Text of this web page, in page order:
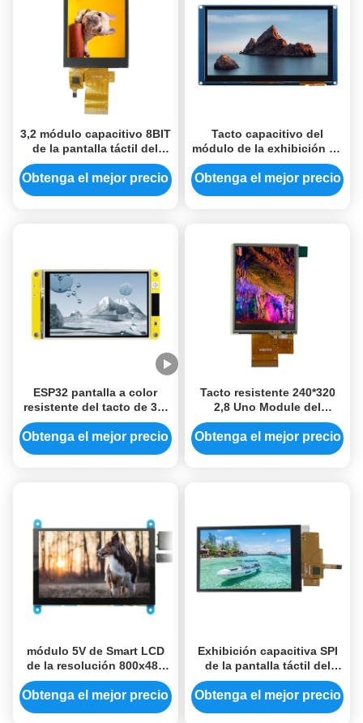
3,2 módulo capacitivo 8BIT
de la pantalla táctil del
módulo de la exhibición de
TFT de la pulgada 240x320
Obtenga el mejor precio
Tacto capacitivo del
módulo de la exhibición de
HMI Lcd tacto Tft Lcd
800x480 de 7 pulgadas
Obtenga el mejor precio
ESP32 pantalla a color
resistente del tacto de 3,5
pulgadas con el pequeño
módulo de la exhibición
Obtenga el mejor precio
Tacto resistente 240*320
2,8 Uno Module del
módulo de la exhibición de
TFT de 2,8 pulgadas 8080
Obtenga el mejor precio
módulo 5V de Smart LCD
de la resolución 800x480
módulo del Lcd de 5
pulgadas para la
Obtenga el mejor precio
Exhibición capacitiva SPI
de la pantalla táctil del
tacto Ili9488 320*480 3,5 Tft
Lcd
Obtenga el mejor precio